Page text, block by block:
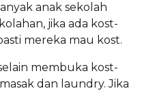
anak sekolah
jika ada kost-
mereka mau kost.
membuka kost-
dan laundry. Jika